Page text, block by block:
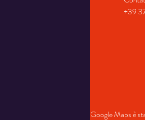
+39
Google Maps è